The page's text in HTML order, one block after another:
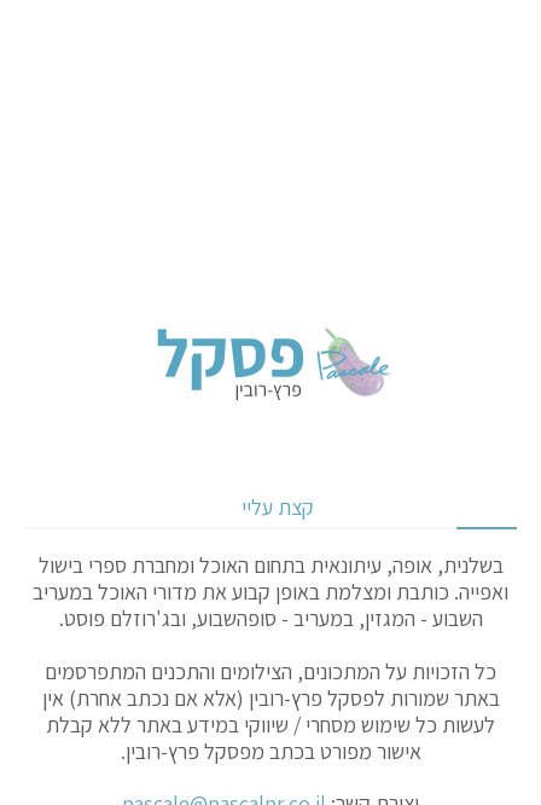
קצת עליי
בשלנית, אופה, עיתונאית בתחום האוכל ומחברת ספרי בישול
ואפייה. כותבת ומצלמת באופן קבוע את מדורי האוכל במעריב
השבוע - המגזין, במעריב - סופהשבוע, ובג'רוזלם פוסט.
כל הזכויות על המתכונים, הצילומים והתכנים המתפרסמים
באתר שמורות לפסקל פרץ-רובין (אלא אם נכתב אחרת) אין
לעשות כל שימוש מסחרי / שיווקי במידע באתר ללא קבלת
אישור מפורט בכתב מפסקל פרץ-רובין.